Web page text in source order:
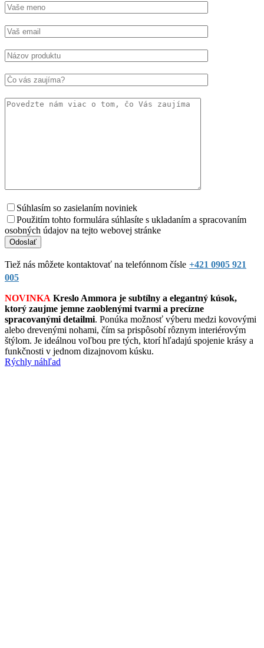
Súhlasím so zasielaním noviniek
Použitím tohto formulára súhlasíte s ukladaním a spracovaním
osobných údajov na tejto webovej stránke
Tiež nás môžete kontaktovať na telefónnom čísle +421 0905 921
005
NOVINKA Kreslo Ammora je subtílny a elegantný kúsok,
ktorý zaujme jemne zaoblenými tvarmi a precízne
spracovanými detailmi. Ponúka možnosť výberu medzi kovovými
alebo drevenými nohami, čím sa prispôsobí rôznym interiérovým
štýlom. Je ideálnou voľbou pre tých, ktorí hľadajú spojenie krásy a
funkčnosti v jednom dizajnovom kúsku.
Rýchly náhľad